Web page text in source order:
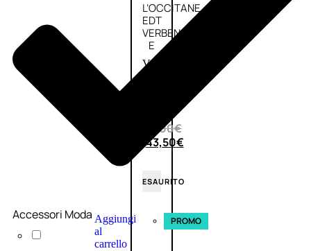
L’OCCITANE
EDT
VERBENA
E
Valutato
58,00€
43,50€
ESAURITO
Aggiungi
al
carrello
PROMO
Accessori Moda